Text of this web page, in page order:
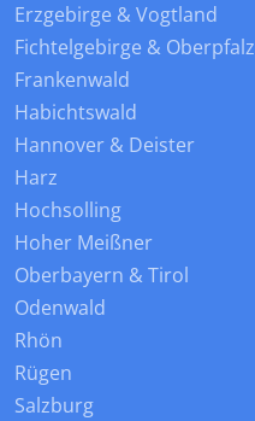
Erzgebirge & Vogtland
Fichtelgebirge & Oberpfalz
Frankenwald
Habichtswald
Hannover & Deister
Harz
Hochsolling
Hoher Meißner
Oberbayern & Tirol
Odenwald
Rhön
Rügen
Salzburg